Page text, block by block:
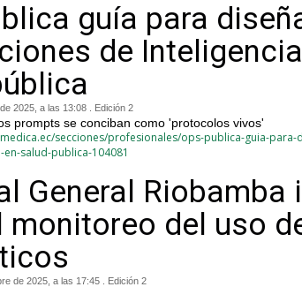
guía para
de
2025, a las 13:08 . Edición 2
prompts se conciban como 'protocolos vivos'
secciones/profesionales/ops-publica-guia-para-
salud-publica-104081
General Riobamba
monitoreo del uso
de 2025, a las 17:45 . Edición 2